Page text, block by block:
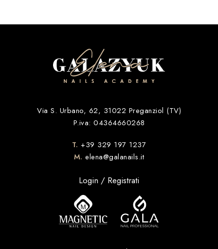
Via S. Urbano, 62, 31022 Preganziol (TV)
P.iva: 04364660268
T. +39 329 197 1237
M. elena@galanails.it
Login / Registrati